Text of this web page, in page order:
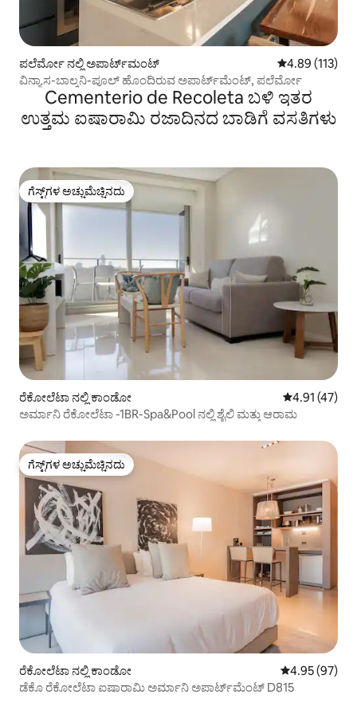
ಪಲೆರ್ಮೋ ನಲ್ಲಿ ಅಪಾರ್ಟ್‌ಮಂಟ್ 5 ರಲ್ಲಿ 4.89
4.89 (113)
ವಿನ್ಯಾಸ-ಬಾಲ್ಕನಿ-ಪೂಲ್ ಹೊಂದಿರುವ ಅಪಾರ್ಟ್‌ಮೆಂಟ್, ಪಲೆರ್ಮೋ
Cementerio de Recoleta ಬಳಿ ಇತರ
ಉತ್ತಮ ಐಷಾರಾಮಿ ರಜಾದಿನದ ಬಾಡಿಗೆ ವಸತಿಗಳು
ಗೆಸ್ಟ್‌ಗಳ ಅಚ್ಚುಮೆಚ್ಚಿನದು
ಗೆಸ್ಟ್‌ಗಳ ಅಚ್ಚುಮೆಚ್ಚಿನದು
ರೆಕೋಲೆಟಾ ನಲ್ಲಿ ಕಾಂಡೋ 5 ರಲ್ಲಿ 4.91
4.91 (47)
ಅರ್ಮಾನಿ ರೆಕೋಲೆಟಾ -1BR-Spa&Pool ನಲ್ಲಿ ಶೈಲಿ ಮತ್ತು ಆರಾಮ
ಗೆಸ್ಟ್‌ಗಳ ಅಚ್ಚುಮೆಚ್ಚಿನದು
ಗೆಸ್ಟ್‌ಗಳ ಅಚ್ಚುಮೆಚ್ಚಿನದು
ರೆಕೋಲೆಟಾ ನಲ್ಲಿ ಕಾಂಡೋ 5 ರಲ್ಲಿ 4.95
4.95 (97)
ಡೆಕೊ ರೆಕೋಲೆಟಾ ಐಷಾರಾಮಿ ಅರ್ಮಾನಿ ಅಪಾರ್ಟ್‌ಮೆಂಟ್ D815